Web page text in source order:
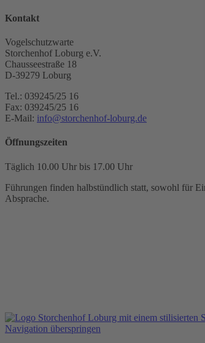
Kontakt
Vogelschutzwarte
Storchenhof Loburg e.V.
Chausseestraße 18
D-39279 Loburg
Tel.: 039245/25 16
Fax: 039245/25 16
E-Mail: info@storchenhof-loburg.de
Öffnungszeiten
Täglich 10.00 Uhr bis 17.00 Uhr
Führungen finden halbstündlich statt, sowohl für
Absprache.
Navigation überspringen